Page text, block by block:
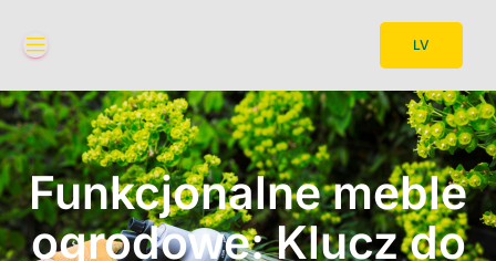
LV
Funkcjonalne meble
ogrodowe: Klucz do